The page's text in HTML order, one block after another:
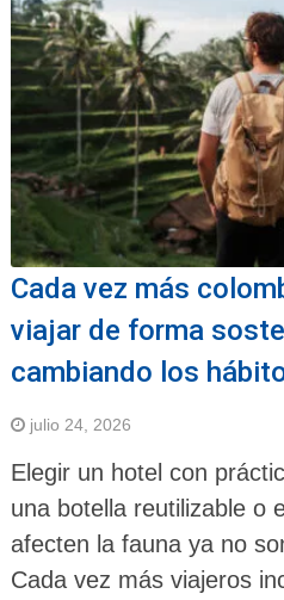
Cada vez más
viajar de forma
cambiando los
julio 24, 2026
Elegir un hotel con
una botella reutilizable o
afecten la fauna ya no
Cada vez más viajeros